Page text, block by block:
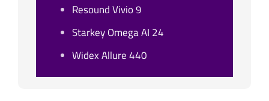
Resound Vivio 9
Starkey Omega AI 24
Widex Allure 440